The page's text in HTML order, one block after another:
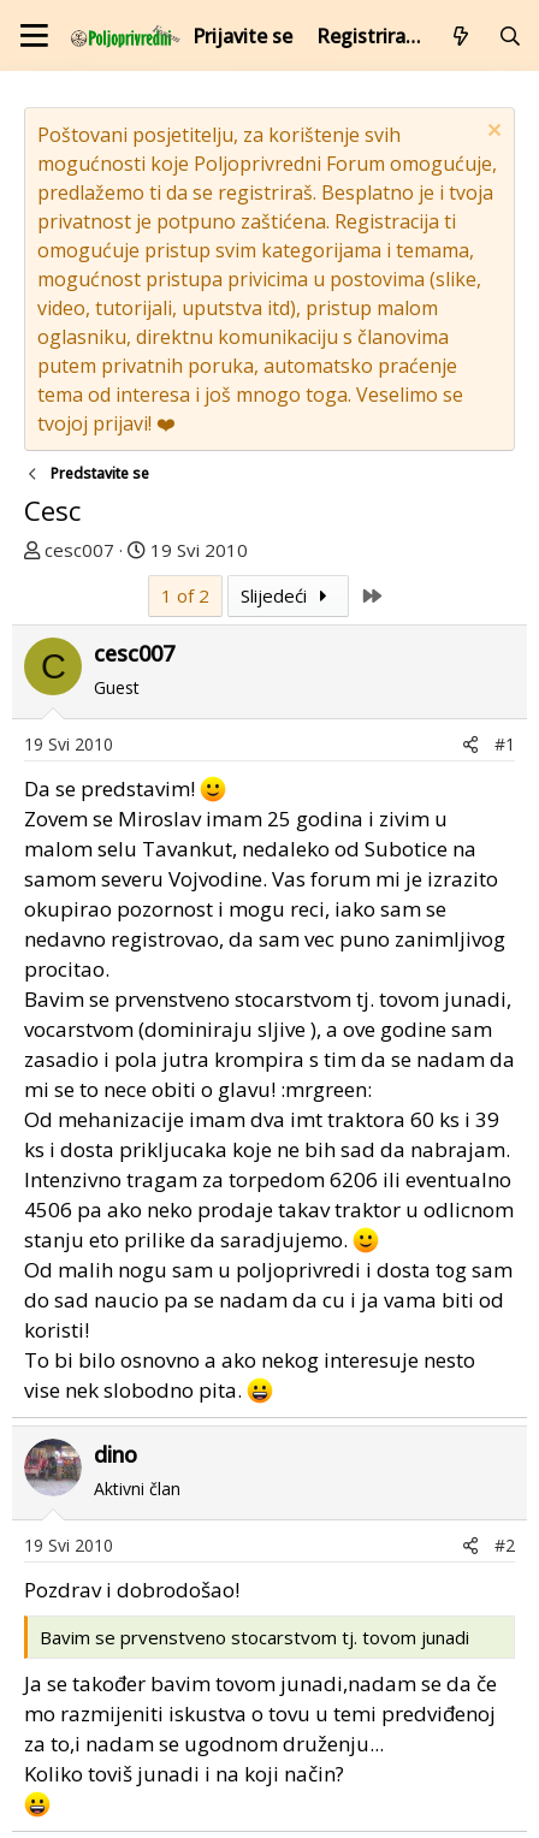
Prijavite se Registrirajte se
Poštovani posjetitelju, za korištenje svih
mogućnosti koje Poljoprivredni Forum omogućuje,
predlažemo ti da se registriraš. Besplatno je i tvoja
privatnost je potpuno zaštićena. Registracija ti
omogućuje pristup svim kategorijama i temama,
mogućnost pristupa privicima u postovima (slike,
video, tutorijali, uputstva itd), pristup malom
oglasniku, direktnu komunikaciju s članovima
putem privatnih poruka, automatsko praćenje
tema od interesa i još mnogo toga. Veselimo se
tvojoj prijavi! ❤️
Predstavite se
Cesc
T
u
p
o
r
e
n
u
o
cesc007
D
a
u
m
o
g
p
o
t
a
19 Svi 2010
1 of 2
Slijedeći
C cesc007
Guest
19 Svi 2010 #1
Da se predstavim!
Zovem se Miroslav imam 25 godina i zivim u
malom selu Tavankut, nedaleko od Subotice na
samom severu Vojvodine. Vas forum mi je izrazito
okupirao pozornost i mogu reci, iako sam se
nedavno registrovao, da sam vec puno zanimljivog
procitao.
Bavim se prvenstveno stocarstvom tj. tovom junadi,
vocarstvom (dominiraju sljive ), a ove godine sam
zasadio i pola jutra krompira s tim da se nadam da
mi se to nece obiti o glavu! :mrgreen:
Od mehanizacije imam dva imt traktora 60 ks i 39
ks i dosta prikljucaka koje ne bih sad da nabrajam.
Intenzivno tragam za torpedom 6206 ili eventualno
4506 pa ako neko prodaje takav traktor u odlicnom
stanju eto prilike da saradjujemo.
Od malih nogu sam u poljoprivredi i dosta tog sam
do sad naucio pa se nadam da cu i ja vama biti od
koristi!
To bi bilo osnovno a ako nekog interesuje nesto
vise nek slobodno pita.
dino
Aktivni član
19 Svi 2010 #2
Pozdrav i dobrodošao!
Bavim se prvenstveno stocarstvom tj. tovom junadi
Ja se također bavim tovom junadi,nadam se da če
mo razmijeniti iskustva o tovu u temi predviđenoj
za to,i nadam se ugodnom druženju...
Koliko toviš junadi i na koji način?